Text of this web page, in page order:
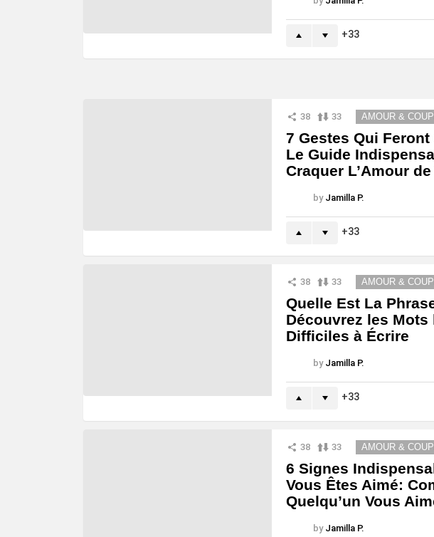
33
38 33 AMOUR &
7 Gestes Qui
Le Guide
Craquer L’Amour
by Jamilla P.
33
38 33 AMOUR &
Quelle Est La
Découvrez les
Difficiles à Écrire
by Jamilla P.
33
38 33 AMOUR &
6 Signes
Vous Êtes Aimé:
Quelqu’un Vous
by Jamilla P.